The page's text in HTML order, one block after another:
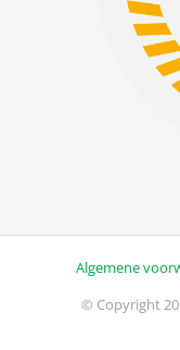
Algemene
© Copyright